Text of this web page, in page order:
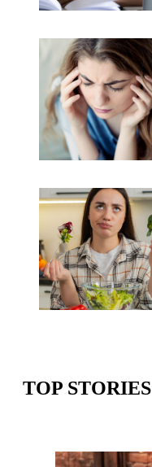
TOP STORIES